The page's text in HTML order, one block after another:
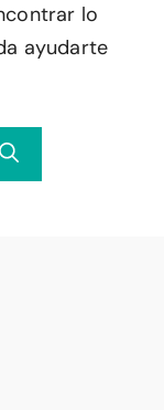
lo
ayudarte